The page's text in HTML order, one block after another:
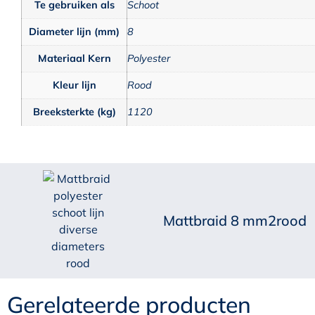
Te gebruiken als Schoot
Diameter lijn (mm) 8
Materiaal Kern Polyester
Kleur lijn Rood
Breeksterkte (kg) 1120
Mattbraid 8 mm2rood
Gerelateerde producten